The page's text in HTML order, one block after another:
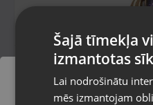
Zelta kulons
Rīga, Dzelzavas iela 53
Stāvoklis Restaurēts
Šajā tīmekļa
izmantotas
Lai nodrošinātu
mēs izmantojam